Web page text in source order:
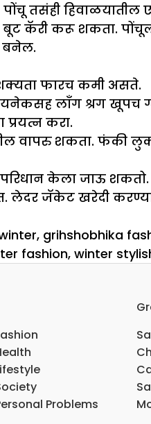
तसंही हिवाळयातील
बूट कॅरी करू शकता.
फारच कमी असते.
लाँग श्रग
करा.
शकता. फंकी लुक
केला जाऊ
लेदर जॅकेट खरेदी
, grihshobhika
fashion, winter
Problems